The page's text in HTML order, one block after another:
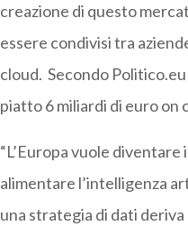
creazione di questo
essere condivisi tra
cloud. Secondo
piatto 6 miliardi di euro on
“L’Europa vuole
alimentare l’intelligenza
una strategia di dati deriva